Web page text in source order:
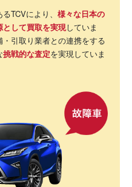
TCVにより、 様々な日本の
して買取を実現していま
引取り業者との連携をする
挑戦的な査定を実現していま